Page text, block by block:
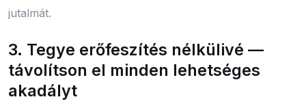
jutalmát.
3. Tegye erőfeszítés nélkülivé —
távolítson el minden lehetséges
akadályt